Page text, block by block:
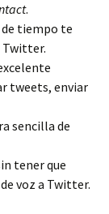
.
tiempo te
Twitter.
tweets, enviar
sencilla de
tener que
voz a Twitter.